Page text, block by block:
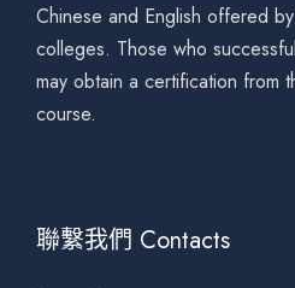
Chinese and English offered
colleges. Those who
may obtain a certification from
course.
聯繫我們 Contacts